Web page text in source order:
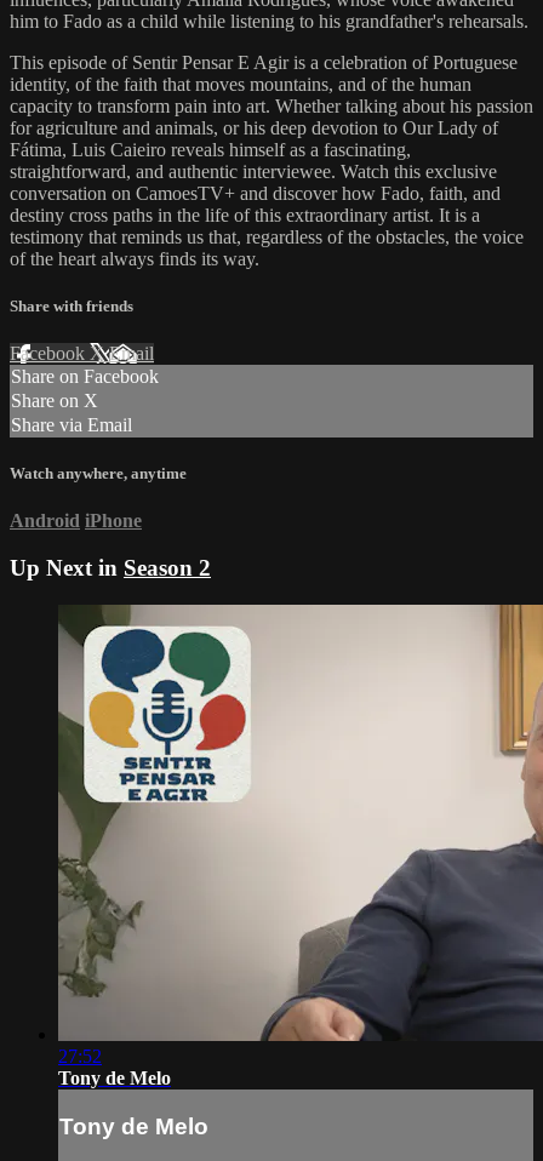
him to Fado as a child while listening to his grandfather's rehearsals.
This episode of Sentir Pensar E Agir is a celebration of Portuguese
identity, of the faith that moves mountains, and of the human
capacity to transform pain into art. Whether talking about his passion
for agriculture and animals, or his deep devotion to Our Lady of
Fátima, Luis Caieiro reveals himself as a fascinating,
straightforward, and authentic interviewee. Watch this exclusive
conversation on CamoesTV+ and discover how Fado, faith, and
destiny cross paths in the life of this extraordinary artist. It is a
testimony that reminds us that, regardless of the obstacles, the voice
of the heart always finds its way.
Share with friends
Facebook XEmail
Share on Facebook
Share on X
Share via Email
Watch anywhere, anytime
Android iPhone
Up Next in Season 2
27:52
Tony de Melo
Tony de Melo